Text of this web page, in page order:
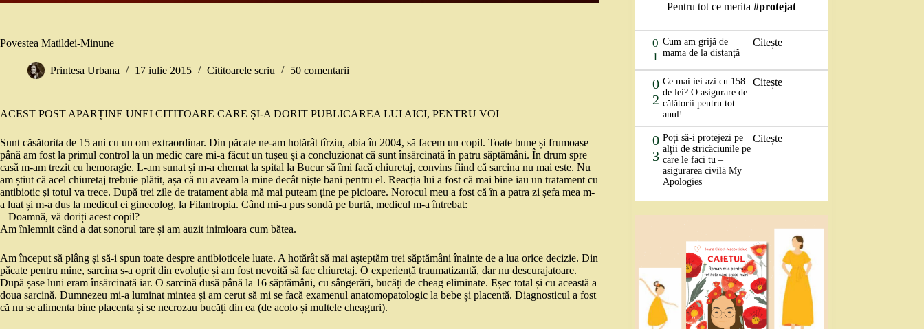
Povestea Matildei-Minune
Printesa Urbana 17 iulie 2015 Cititoarele scriu 50 comentarii
ACEST POST APARȚINE UNEI CITITOARE CARE ȘI-A DORIT PUBLICAREA LUI AICI, PENTRU VOI
Sunt căsătorita de 15 ani cu un om extraordinar. Din păcate ne-am hotărât tîrziu, abia în 2004, să facem un copil. Toate bune și frumoase
până am fost la primul control la un medic care mi-a făcut un tușeu și a concluzionat că sunt însărcinată în patru săptămâni. În drum spre
casă m-am trezit cu hemoragie. L-am sunat și m-a chemat la spital la Bucur să îmi facă chiuretaj, convins fiind că sarcina nu mai este. Nu
am știut că acel chiuretaj trebuie plătit, așa că nu aveam la mine decât niște bani pentru el. Reacția lui a fost că mai bine iau un tratament cu
antibiotic și totul va trece. După trei zile de tratament abia mă mai puteam ține pe picioare. Norocul meu a fost că în a patra zi șefa mea m-
a luat și m-a dus la medicul ei ginecolog, la Filantropia. Când mi-a pus sondă pe burtă, medicul m-a întrebat:
– Doamnă, vă doriți acest copil?
Am înlemnit când a dat sonorul tare și am auzit inimioara cum bătea.
Am început să plâng și să-i spun toate despre antibioticele luate. A hotărât să mai așteptăm trei săptămâni înainte de a lua orice decizie. Din
păcate pentru mine, sarcina s-a oprit din evoluție și am fost nevoită să fac chiuretaj. O experiență traumatizantă, dar nu descurajatoare.
După șase luni eram însărcinată iar. O sarcină dusă până la 16 săptămâni, cu sângerări, bucăți de cheag eliminate. Eșec total și cu această a
doua sarcină. Dumnezeu mi-a luminat mintea și am cerut să mi se facă examenul anatomopatologic la bebe și placentă. Diagnosticul a fost
că nu se alimenta bine placenta și se necrozau bucăți din ea (de acolo și multele cheaguri).
Pentru tot ce merita#protejat
0
1
Cum am grijă de
mama de la distanță
Citește
0
2
Ce mai iei azi cu 158
de lei? O asigurare de
călătorii pentru tot
anul!
Citește
0
3
Poți să-i protejezi pe
alții de stricăciunile pe
care le faci tu –
asigurarea civilă My
Apologies
Citește